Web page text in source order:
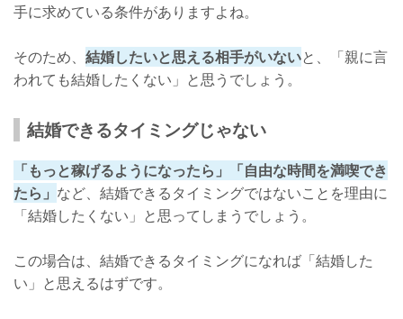
手に求めている条件がありますよね。
そのため、 結婚したいと思える相手がいないと、「親に言
われても結婚したくない」と思うでしょう。
結婚できるタイミングじゃない
「もっと稼げるようになったら」「自由な時間を満喫でき
たら」 など、結婚できるタイミングではないことを理由に
「結婚したくない」と思ってしまうでしょう。
この場合は、結婚できるタイミングになれば「結婚した
い」と思えるはずです。